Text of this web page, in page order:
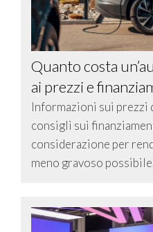
Quanto costa
ai prezzi e
Informazioni sui prezzi
consigli sui
considerazione per
meno gravoso